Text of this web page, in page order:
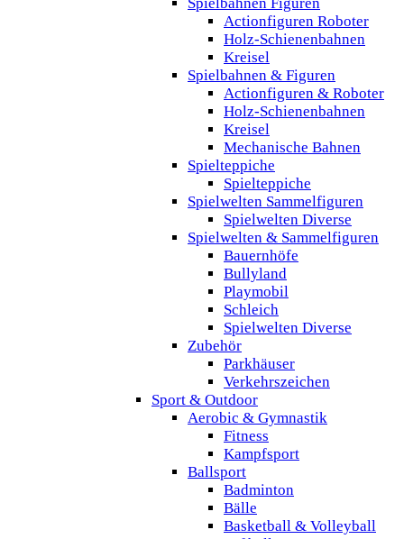
Actionfiguren Roboter
Holz-Schienenbahnen
Kreisel
Spielbahnen & Figuren
Actionfiguren & Roboter
Holz-Schienenbahnen
Kreisel
Mechanische Bahnen
Spielteppiche
Spielteppiche
Spielwelten Sammelfiguren
Spielwelten Diverse
Spielwelten & Sammelfiguren
Bauernhöfe
Bullyland
Playmobil
Schleich
Spielwelten Diverse
Zubehör
Parkhäuser
Verkehrszeichen
Sport & Outdoor
Aerobic & Gymnastik
Fitness
Kampfsport
Ballsport
Badminton
Bälle
Basketball & Volleyball